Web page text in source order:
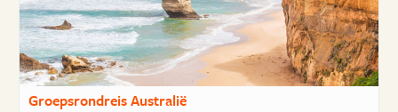
Groepsrondreis Australië